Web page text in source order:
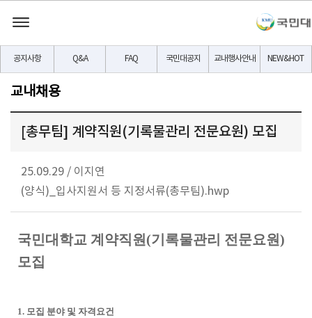
공지사항 Q&A FAQ 국민대공지 교내행사안내 NEW&HOT
교내채용
[총무팀] 계약직원(기록물관리 전문요원) 모집
25.09.29 / 이지연
(양식)_입사지원서 등 지정서류(총무팀).hwp
국민대학교 계약직원 (기록물관리 전문요원)
모집
1. 모집 분야 및 자격요건